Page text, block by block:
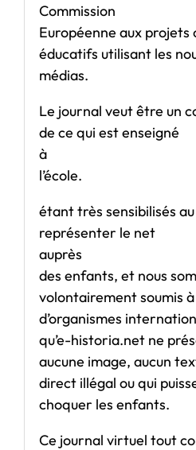
Commission
Européenne aux projets
éducatifs utilisant les
médias.
Le journal veut être un
de ce qui est enseigné
à
l’école.
étant très sensibilisés
représenter le net
auprès
des enfants, et nous
volontairement soumis à
d’organismes
qu’e-historia.net ne
aucune image, aucun
direct illégal ou qui
choquer les enfants.
Ce journal virtuel tout